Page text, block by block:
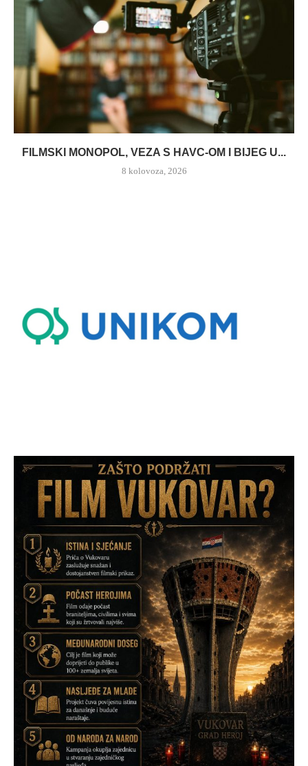
FILMSKI MONOPOL, VEZA S HAVC-OM I BIJEG U...
8 kolovoza, 2026